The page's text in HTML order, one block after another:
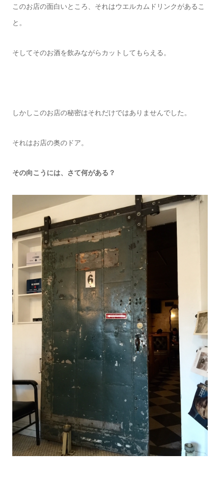
このお店の面白いところ、それはウエルカムドリンクがあるこ
と。
そしてそのお酒を飲みながらカットしてもらえる。
しかしこのお店の秘密はそれだけではありませんでした。
それはお店の奥のドア。
その向こうには、さて何がある？